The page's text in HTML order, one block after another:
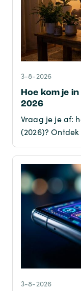
3-8-2026
Hoe kom je
2026
Vraag je je af:
(2026)?
3-8-2026